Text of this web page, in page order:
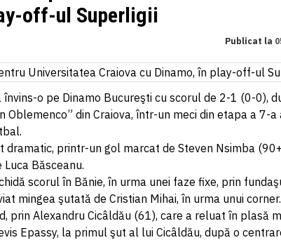
1 JPY= 3.0556 RON
1 KRW= 0.3047 RON
1 NOK= 0.4191 RON
1 NZD= 2.6097 RON
1 RSD= 0.0425 RON
1 RUB= 0.0530 RON
1 UAH= 0.1048 RON
off-ul Superligii
Publicat la
învins-o pe Dinamo Bucureşti cu scorul de 2-1 (0-0),
Oblemenco” din Craiova, într-un meci din etapa a 7-a
dramatic, printr-un gol marcat de Steven Nsimba
Băsceanu.
scorul în Bănie, în urma unei faze fixe, prin
mingea şutată de Cristian Mihai, în urma unui corner.
prin Alexandru Cicâldău (61), care a reluat în plasă
Epassy, la primul şut al lui Cicâldău, după o